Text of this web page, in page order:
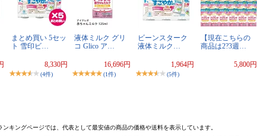
まとめ買い 5セッ
ト 雪印ビ…
8,330円
(4件)
液体ミルク グリ
コ Glico ア…
16,696円
(1件)
ビーンスターク
液体ミルク…
1,964円
(5件)
【現在こちらの
商品は2?3週…
5,800円
キングページでは、代表として最安値の商品の価格や送料を表示しています。